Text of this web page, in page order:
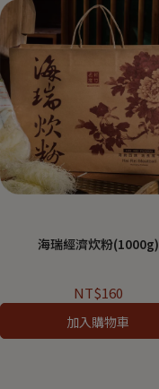
海瑞經濟炊粉(1000g)
NT$160
加入購物車